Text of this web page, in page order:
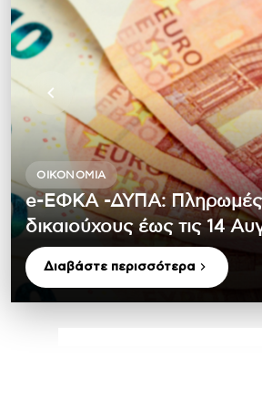
ΟΙΚΟΝΟΜΊΑ
e-ΕΦΚΑ -ΔΥΠΑ: Πληρωμές
δικαιούχους έως τις 14
Διαβάστε περισσότερα